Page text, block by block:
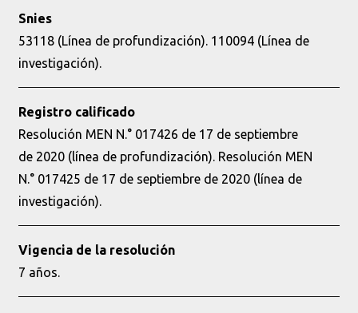
Snies
53118 (Línea de profundización). 110094 (Línea de
investigación).
Registro calificado
Resolución MEN N.° 017426 de 17 de septiembre
de 2020 (línea de profundización). Resolución MEN
N.° 017425 de 17 de septiembre de 2020 (línea de
investigación).
Vigencia de la resolución
7 años.